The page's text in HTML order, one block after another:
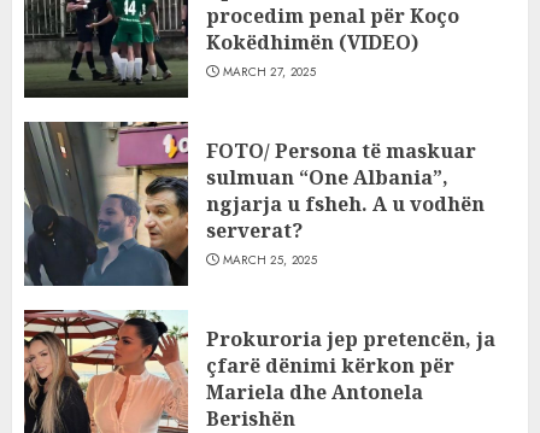
procedim penal për Koço
Kokëdhimën (VIDEO)
MARCH 27, 2025
FOTO/ Persona të maskuar
sulmuan “One Albania”,
ngjarja u fsheh. A u vodhën
serverat?
MARCH 25, 2025
Prokuroria jep pretencën, ja
çfarë dënimi kërkon për
Mariela dhe Antonela
Berishën